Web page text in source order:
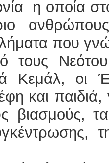
η οποία
που
τους
Κεμάλ, οι
και
βιασμούς,